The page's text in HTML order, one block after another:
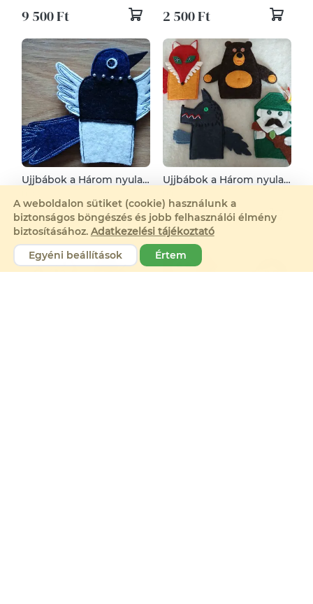
9 500 Ft 2 500 Ft
Ujjbábok a Három nyulak
5 600 Ft
Ujjbábok a Három nyulak
5 750 Ft
A weboldalon sütiket (cookie) használunk a
biztonságos böngészés és jobb felhasználói élmény
biztosításához. Adatkezelési tájékoztató
Egyéni beállítások
Értem